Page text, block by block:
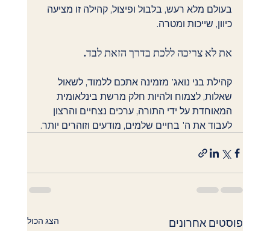
בעולם מלא רעש, בלבול ופיצול, קהילה זו מציעה
כיוון, שייכות ומטרה.
את לא צריכה ללכת בדרך הזאת לבד.
קהילת בני נואג' מזמינה אתכם ללמוד, לשאול
שאלות, לצמוח ולהיות חלק מרשת בינלאומית
המאוחדת על ידי התורה, ערכים נצחיים והרצון
לעבוד את ה' בחיים שלמים, מודעים וזוהרים יותר.
פוסטים אחרונים הצג הכול